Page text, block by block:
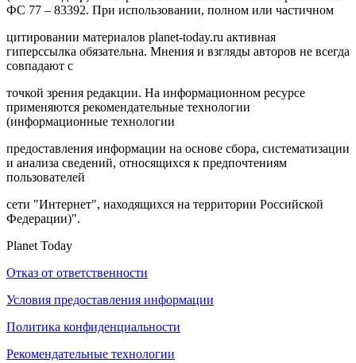
ФС 77 – 83392. При использовании, полном или частичном
цитировании материалов planet-today.ru активная
гиперссылка обязательна. Мнения и взгляды авторов не всегда
совпадают с
точкой зрения редакции. На информационном ресурсе
применяются рекомендательные технологии
(информационные технологии
предоставления информации на основе сбора, систематизации
и анализа сведений, относящихся к предпочтениям
пользователей
сети "Интернет", находящихся на территории Российской
Федерации)".
Planet Today
Отказ от ответственности
Условия предоставления информации
Политика конфиденциальности
Рекомендательные технологии